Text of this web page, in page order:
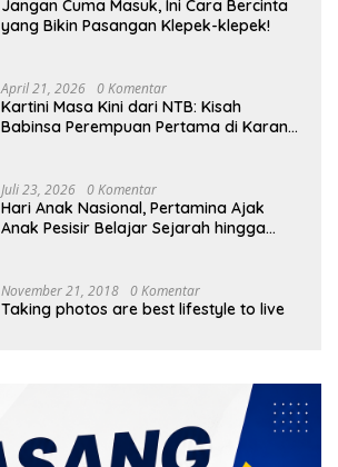
Jangan Cuma Masuk, Ini Cara Bercinta
yang Bikin Pasangan Klepek-klepek!
April 21, 2026 0 Komentar
Kartini Masa Kini dari NTB: Kisah
Babinsa Perempuan Pertama di Karang
Juli 23, 2026 0 Komentar
Hari Anak Nasional, Pertamina Ajak
Anak Pesisir Belajar Sejarah hingga
November 21, 2018 0 Komentar
Taking photos are best lifestyle to live